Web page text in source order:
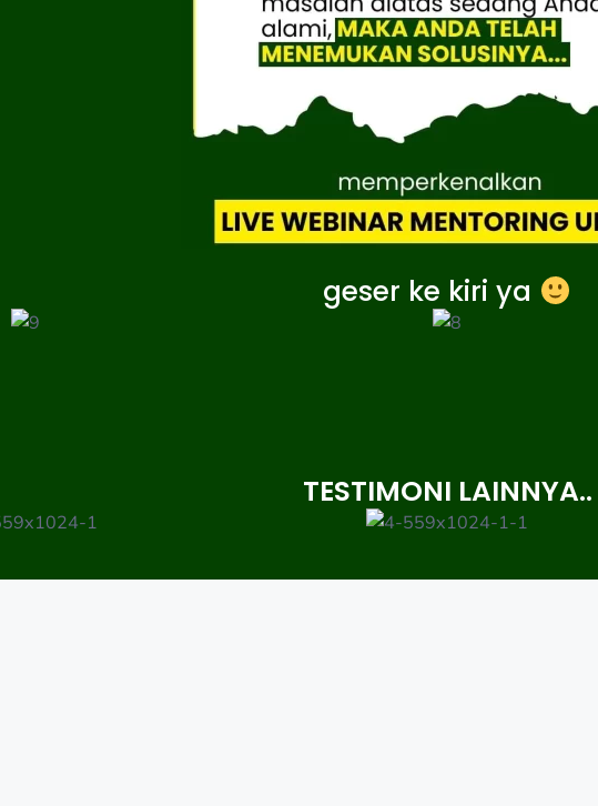
geser ke kiri ya
TESTIMONI LAINNYA..